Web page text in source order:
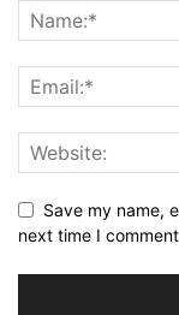
Save my name,
next time I